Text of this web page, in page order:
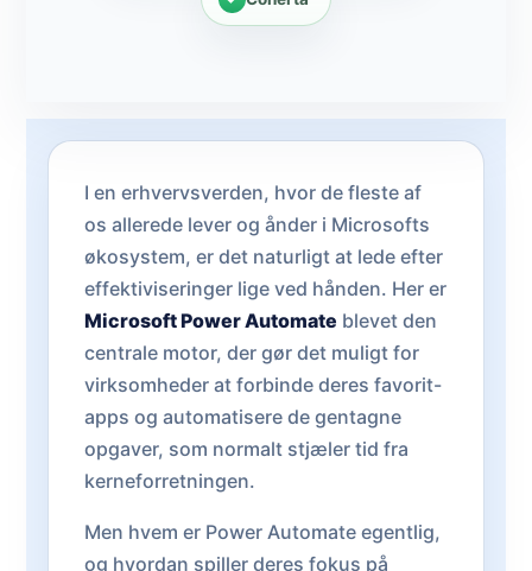
I en erhvervsverden, hvor de fleste af
os allerede lever og ånder i Microsofts
økosystem, er det naturligt at lede efter
effektiviseringer lige ved hånden. Her er
Microsoft Power Automate blevet den
centrale motor, der gør det muligt for
virksomheder at forbinde deres favorit-
apps og automatisere de gentagne
opgaver, som normalt stjæler tid fra
kerneforretningen.
Men hvem er Power Automate egentlig,
og hvordan spiller deres fokus på